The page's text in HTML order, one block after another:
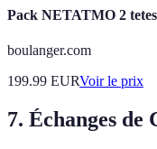
Pack NETATMO 2
boulanger.com
199.99 EURVoir le prix
7. Échanges de